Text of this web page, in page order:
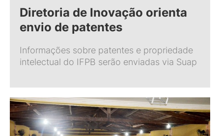
Diretoria de Inovação orienta
envio de patentes
Informações sobre patentes e propriedade
intelectual do IFPB serão enviadas via Suap